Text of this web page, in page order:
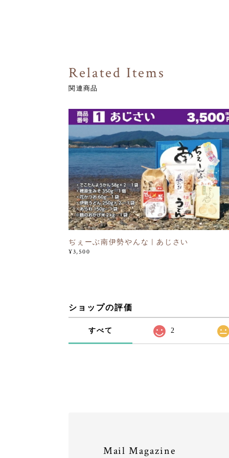
Related Items
関連商品
ぢぇーぶ南伊勢やんな | あじさい
¥3,500
ショップの評価
すべて 2
Mail Magazine